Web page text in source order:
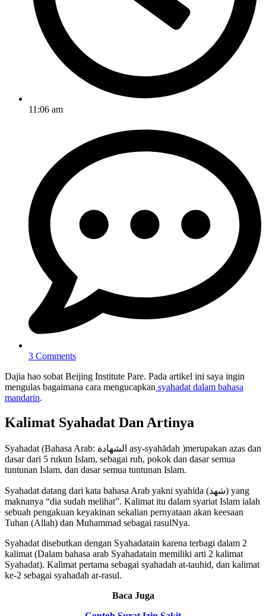
11:06 am
3 Comments
Dajia hao sobat Beijing Institute Pare. Pada artikel ini saya ingin
mengulas bagaimana cara mengucapkan syahadat dalam bahasa
mandarin.
Kalimat Syahadat Dan Artinya
Syahadat (Bahasa Arab: الشهادة asy-syahādah )merupakan azas dan
dasar dari 5 rukun Islam, sebagai ruh, pokok dan dasar semua
tuntunan Islam. dan dasar semua tuntunan Islam.
Syahadat datang dari kata bahasa Arab yakni syahida (شهد) yang
maknanya “dia sudah melihat”. Kalimat itu dalam syariat Islam ialah
sebuah pengakuan keyakinan sekalian pernyataan akan keesaan
Tuhan (Allah) dan Muhammad sebagai rasulNya.
Syahadat disebutkan dengan Syahadatain karena terbagi dalam 2
kalimat (Dalam bahasa arab Syahadatain memiliki arti 2 kalimat
Syahadat). Kalimat pertama sebagai syahadah at-tauhid, dan kalimat
ke-2 sebagai syahadah ar-rasul.
Baca Juga